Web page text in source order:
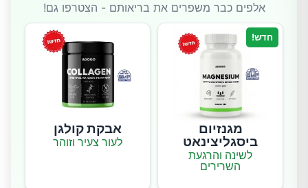
אלפים כבר משפרים את בריאותם - הצטרפו גם!
חדש!
מגנזיום
ביסגליצינאט
לשינה והרגעת
השרירים
אבקת קולגן
לעור צעיר וזוהר